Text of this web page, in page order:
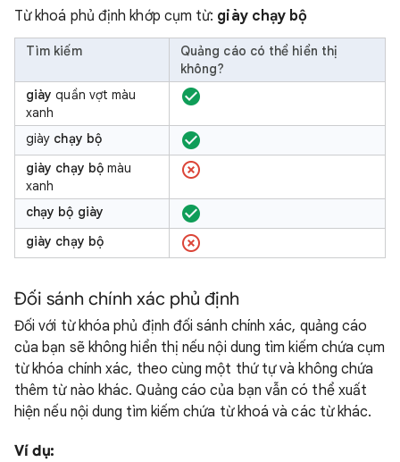
Từ khoá phủ định khớp cụm từ: giày chạy bộ
Tìm kiếm
Quảng cáo có thể hiển thị
không?
giày quần vợt màu
xanh
giày chạy bộ
giày chạy bộmàu
xanh
chạy bộ giày
giày chạy bộ
Đối sánh chính xác phủ định
Đối với từ khóa phủ định đối sánh chính xác, quảng cáo
của bạn sẽ không hiển thị nếu nội dung tìm kiếm chứa cụm
từ khóa chính xác, theo cùng một thứ tự và không chứa
thêm từ nào khác. Quảng cáo của bạn vẫn có thể xuất
hiện nếu nội dung tìm kiếm chứa từ khoá và các từ khác.
Ví dụ: